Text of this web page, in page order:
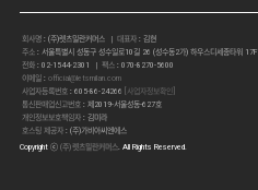
회사명 : (주)렛츠밀란커머스 | 대표자 : 김현
주소 : 서울특별시 성동구 성수일로10길 26 (성수동2가) 하우스디세종타워 17F
전화 : 02-1544-2301 | 팩스 : 070-8270-5600
이메일 : official@letsmilan.com
사업자등록번호 : 605-86-24266
[사업자정보확인]
통신판매업신고번호 : 제2019-서울성동-627호
개인정보보호책임자 : 김미라
호스팅 제공자 : (주)가비아씨엔에스
Copyright ⓒ (주)렛츠밀란커머스. All Rights Reserved.